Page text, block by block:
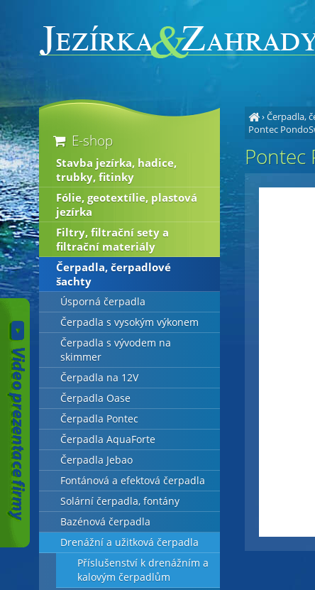
›Čerpadla,
Pontec
Pontec
E-shop
Stavba jezírka, hadice,
trubky, fitinky
Fólie, geotextílie, plastová
jezírka
Filtry, filtrační sety a
filtrační materiály
Čerpadla, čerpadlové
šachty
Úsporná čerpadla
Čerpadla s vysokým výkonem
Čerpadla s vývodem na
skimmer
Čerpadla na 12V
Čerpadla Oase
Čerpadla Pontec
Čerpadla AquaForte
Čerpadla Jebao
Fontánová a efektová čerpadla
Solární čerpadla, fontány
Bazénová čerpadla
Drenážní a užitková čerpadla
Příslušenství k drenážním a
kalovým čerpadlům